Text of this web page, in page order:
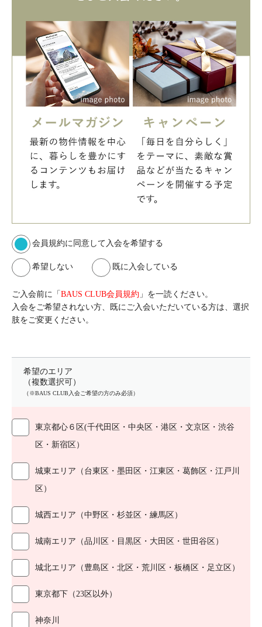
会員規約に同意して入会を希望する
希望しない 既に入会している
ご入会前に「BAUS CLUB会員規約 」を一読ください。
入会をご希望されない方、既にご入会いただいている方は、選択
肢をご変更ください。
希望のエリア
（複数選択可）
（※BAUS CLUB入会ご希望の方のみ必須）
東京都心６区(千代田区・中央区・港区・文京区・渋谷
区・新宿区）
城東エリア（台東区・墨田区・江東区・葛飾区・江戸川
区）
城西エリア（中野区・杉並区・練馬区）
城南エリア（品川区・目黒区・大田区・世田谷区）
城北エリア（豊島区・北区・荒川区・板橋区・足立区）
東京都下（23区以外）
神奈川